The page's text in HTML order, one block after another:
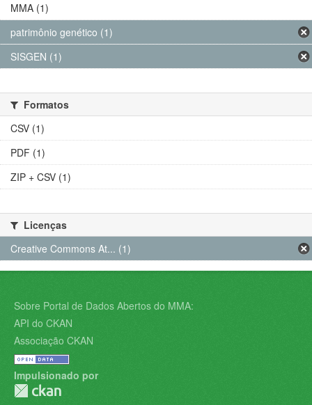
MMA (1)
patrimônio genético (1)
SISGEN (1)
Formatos
CSV (1)
PDF (1)
ZIP + CSV (1)
Licenças
Creative Commons At... (1)
Sobre Portal de Dados Abertos do MMA:
API do CKAN
Associação CKAN
Impulsionado por